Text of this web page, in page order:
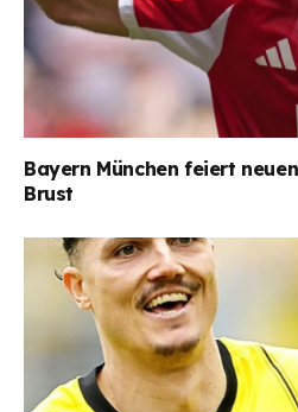
Bayern München feiert
Brust